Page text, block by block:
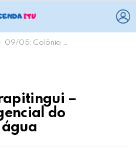
09/05: Colônia Pirapitingui – Interrupção emergencial do abastecimento de água
–
do